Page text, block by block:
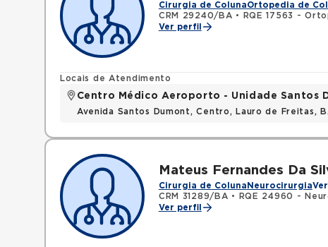
Cirurgia de ColunaOrtopedia de
CRM 29240/BA • RQE 17563 -
Ver perfil
Locais de Atendimento
Centro Médico Aeroporto - Unidade Santos
Avenida Santos Dumont, Centro, Lauro de Freitas,
Mateus Fernandes Da
Cirurgia de Coluna Neurocirurgia
CRM 31289/BA •
RQE 24960 -
Ver perfil